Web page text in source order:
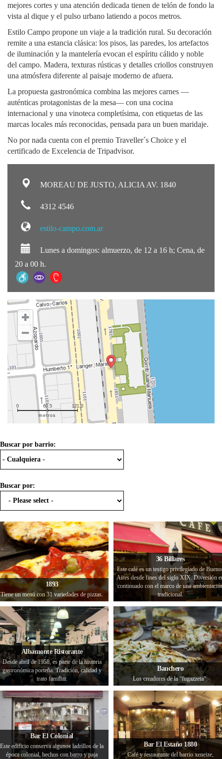
mejores cortes y una atención dedicada tienen de telón de fondo la
vista al dique y el pulso urbano latiendo a pocos metros.
Estilo Campo propone un viaje a la tradición rural. Su decoración
remite a una estancia clásica: los pisos, las paredes, los artefactos
de iluminación y la mantelería evocan el espíritu cálido y noble
del campo. Madera, texturas rústicas y detalles criollos construyen
una atmósfera diferente al paisaje moderno de afuera.
La propuesta gastronómica combina las mejores carnes —
auténticas protagonistas de la mesa— con una cocina
internacional y una vinoteca completísima, con etiquetas de las
marcas locales más reconocidas, pensada para un buen maridaje.
No por nada cuenta con el premio Traveller´s Choice y el
certificado de Excelencia de Tripadvisor.
MOREAU DE JUSTO, ALICIA AV. 1840
4312 4546
estilo-campo.com.ar
Lunes a domingos: almuerzo, de 12 a 16 h; Cena, de
20 a 00 h.
metros
0 60.5 121.0
Buscar por barrio:
Buscar por:
1893
Tiene un menú con 31 variedades de pizzas.
36 Billares
Este café es un testigo privilegiado de
Aires desde fines del siglo XIX. Diversión
continuado con el marco de una
tradicional.
Albamonte Ristorante
Desde abril de 1958, es parte de la historia
gastronómica porteña. Tradición, calidad y
trato familiar.
Banchero
Los creadores de la “fugazzeta”.
Bar El Colonial
Este edificio conserva algunos ladrillos de la
época colonial, hechos con barro y paja
Bar El Estaño 1880
Café y restaurante del barrio xeneize,